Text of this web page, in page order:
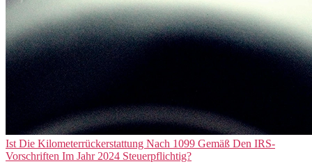
Ist Die Kilometerrückerstattung Nach 1099 Gemäß Den IRS-
Vorschriften Im Jahr 2024 Steuerpflichtig?